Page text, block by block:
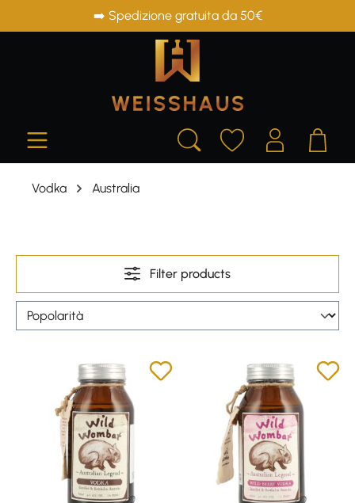
➡️ Spedizione gratuita da 50€
Vodka Australia
Filter products